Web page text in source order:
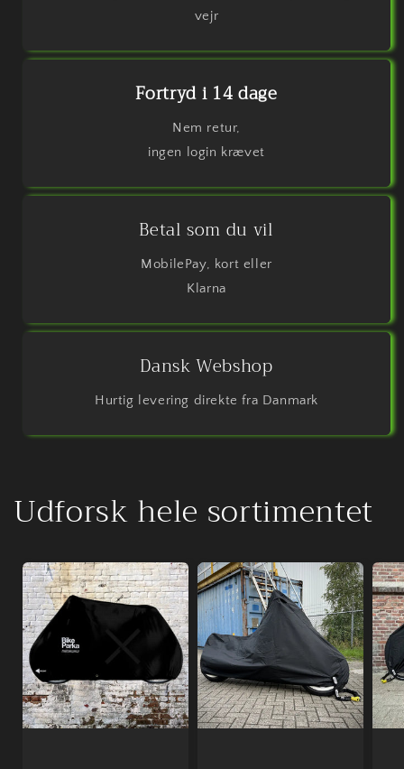
vejr
Fortryd i 14 dage
Nem retur,
ingen login krævet
Betal som du vil
MobilePay, kort eller
Klarna
Dansk Webshop
Hurtig levering direkte fra Danmark
Udforsk hele sortimentet